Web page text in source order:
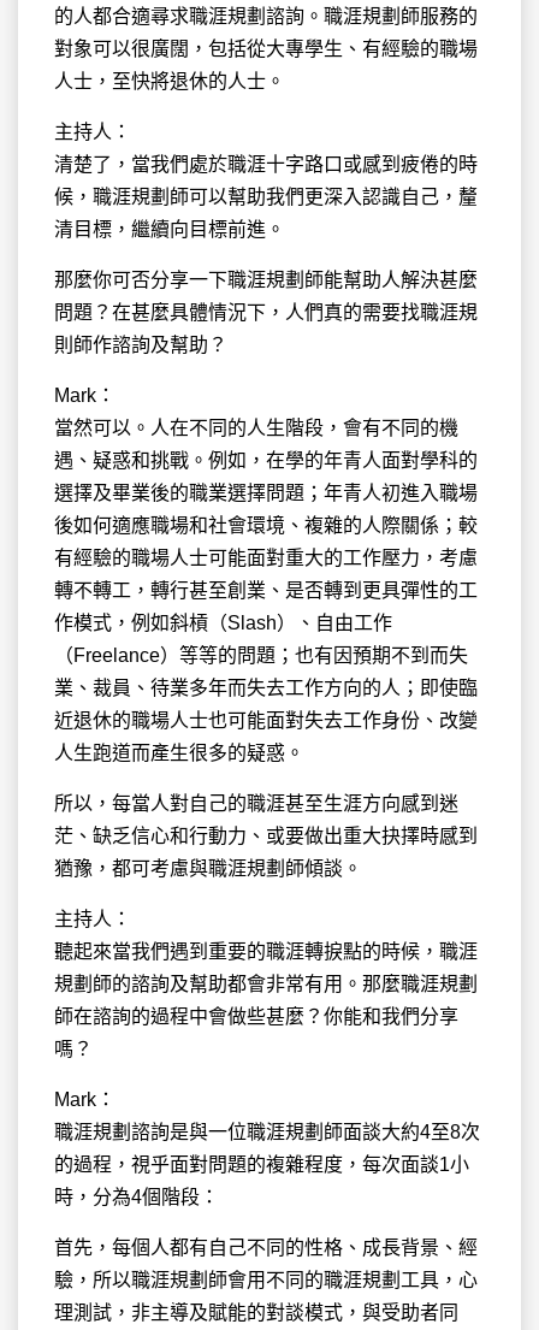
的人都合適尋求職涯規劃諮詢。職涯規劃師服務的
對象可以很廣闊，包括從大專學生、有經驗的職場
人士，至快將退休的人士。
主持人：
清楚了，當我們處於職涯十字路口或感到疲倦的時
候，職涯規劃師可以幫助我們更深入認識自己，釐
清目標，繼續向目標前進。
那麼你可否分享一下職涯規劃師能幫助人解決甚麼
問題？在甚麼具體情況下，人們真的需要找職涯規
則師作諮詢及幫助？
Mark：
當然可以。人在不同的人生階段，會有不同的機
遇、疑惑和挑戰。例如，在學的年青人面對學科的
選擇及畢業後的職業選擇問題；年青人初進入職場
後如何適應職場和社會環境、複雜的人際關係；較
有經驗的職場人士可能面對重大的工作壓力，考慮
轉不轉工，轉行甚至創業、是否轉到更具彈性的工
作模式，例如斜槓（Slash）、自由工作
（Freelance）等等的問題；也有因預期不到而失
業、裁員、待業多年而失去工作方向的人；即使臨
近退休的職場人士也可能面對失去工作身份、改變
人生跑道而產生很多的疑惑。
所以，每當人對自己的職涯甚至生涯方向感到迷
茫、缺乏信心和行動力、或要做出重大抉擇時感到
猶豫，都可考慮與職涯規劃師傾談。
主持人：
聽起來當我們遇到重要的職涯轉捩點的時候，職涯
規劃師的諮詢及幫助都會非常有用。那麼職涯規劃
師在諮詢的過程中會做些甚麼？你能和我們分享
嗎？
Mark：
職涯規劃諮詢是與一位職涯規劃師面談大約4至8次
的過程，視乎面對問題的複雜程度，每次面談1小
時，分為4個階段：
首先，每個人都有自己不同的性格、成長背景、經
驗，所以職涯規劃師會用不同的職涯規劃工具，心
理測試，非主導及賦能的對談模式，與受助者同